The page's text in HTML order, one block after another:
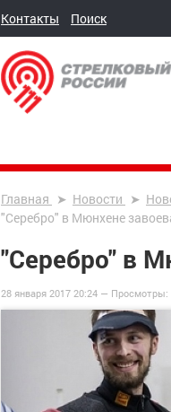
Контакты Поиск
Главная Новости
"Серебро" в Мюнхене
"Серебро" в
28 января 2017 20:24 — Просмотры: